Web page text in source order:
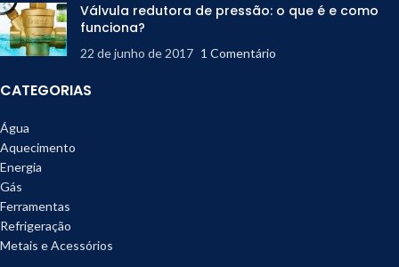
Válvula redutora de pressão: o que é e como
funciona?
22 de junho de 2017 1 Comentário
CATEGORIAS
Água
Aquecimento
Energia
Gás
Ferramentas
Refrigeração
Metais e Acessórios